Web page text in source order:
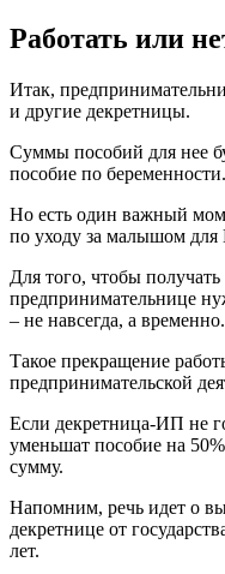
Работать или
Итак,
и другие декретницы.
Суммы пособий для нее
пособие по беременности.
Но есть один важный
по уходу за малышом
Для того, чтобы
предпринимательнице
– не навсегда, а временно.
Такое прекращение
предпринимательской
Если декретница-ИП не
уменьшат пособие на
сумму.
Напомним, речь идет о
декретнице от
лет.